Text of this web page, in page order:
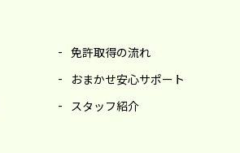
免許取得の流れ
おまかせ安心サポート
スタッフ紹介